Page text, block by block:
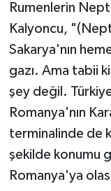
Rumenlerin
Kalyoncu,
Sakarya'nın
gazı. Ama tabii
şey değil.
Romanya'nın
terminalinde de
şekilde konumu
Romanya'ya